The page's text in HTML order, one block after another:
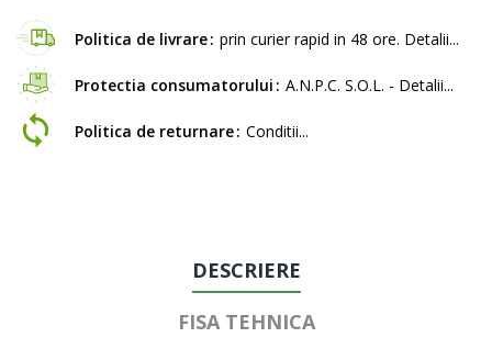
Politica de livrare prin curier rapid in 48 ore. Detalii...
Protectia consumatorului A.N.P.C. S.O.L. - Detalii...
Politica de returnare Conditii...
DESCRIERE
FISA TEHNICA